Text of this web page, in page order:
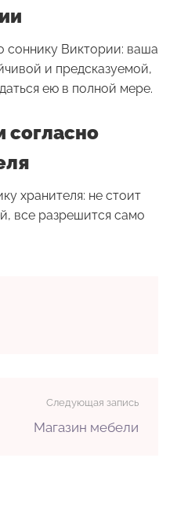
соннику Виктории: ваша
и предсказуемой,
ею в полной мере.
согласно
хранителя: не стоит
все разрешится само
Следующая запись
Магазин мебели